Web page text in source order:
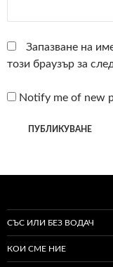
Запазване на
този браузър за
Notify me of new
СЪС ИЛИ БЕЗ ВОДАЧ
КОИ СМЕ НИЕ